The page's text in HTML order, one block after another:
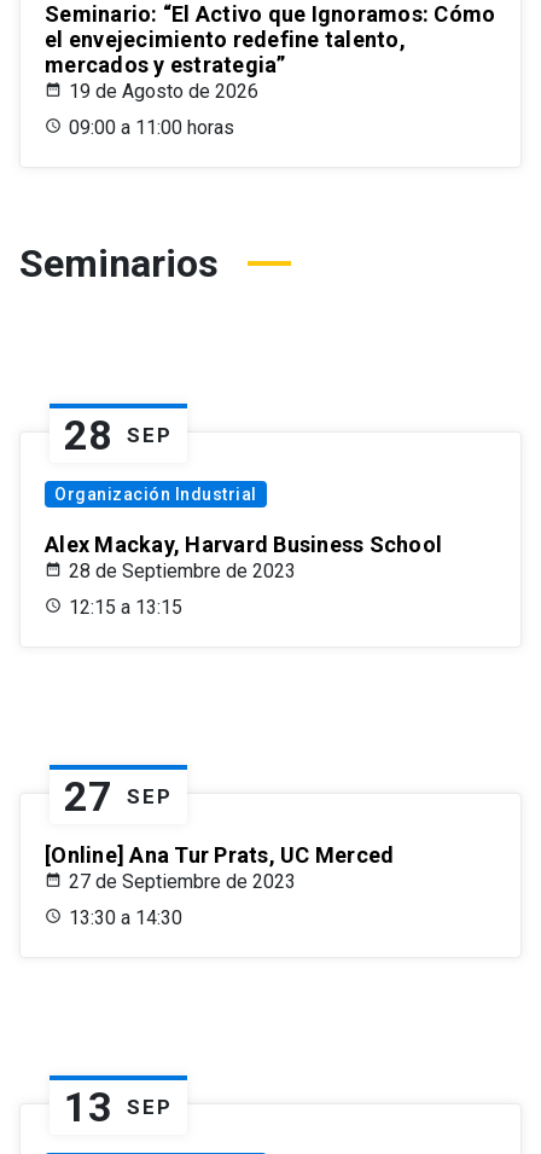
Seminario: “El Activo que Ignoramos: Cómo
el envejecimiento redefine talento,
mercados y estrategia”
19 de Agosto de 2026
09:00 a 11:00 horas
Seminarios
28 SEP
Organización Industrial
Alex Mackay, Harvard Business School
28 de Septiembre de 2023
12:15 a 13:15
27 SEP
[Online] Ana Tur Prats, UC Merced
27 de Septiembre de 2023
13:30 a 14:30
13 SEP